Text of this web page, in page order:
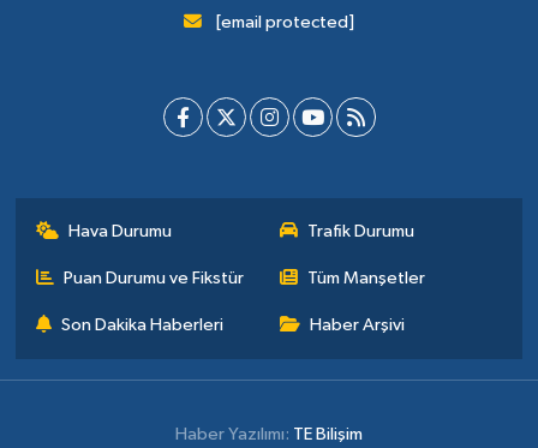
[email protected]
Hava Durumu Trafik Durumu
Puan Durumu ve Fikstür Tüm Manşetler
Son Dakika Haberleri Haber Arşivi
Haber Yazılımı: TE Bilişim